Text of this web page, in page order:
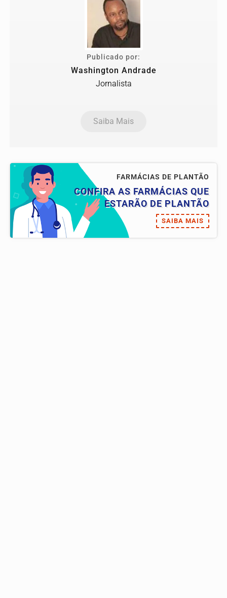
Publicado por:
Washington Andrade
Jornalista
Saiba Mais
FARMÁCIAS DE PLANTÃO
CONFIRA AS FARMÁCIAS QUE
ESTARÃO DE PLANTÃO
SAIBA MAIS